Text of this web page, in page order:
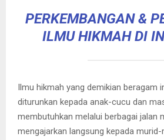
PERKEMBANGAN &
ILMU HIKMAH DI
Ilmu hikmah yang demikian beragam
diturunkan kepada anak-cucu dan
membutuhkan melalui berbagai jalan
mengajarkan langsung kepada murid-